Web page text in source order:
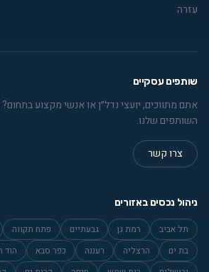
עזרה
שותפים עסקיים
אתם מתווכים, יועצי נדל״ן או אנשי מקצוע
השותפים שלנו.
צרו קשר
ניהול נכסים באזורים
תל אביב רמת גן גבעתיים פתח תקווה
בת ים
הרצליה רעננה כפר סבא הוד